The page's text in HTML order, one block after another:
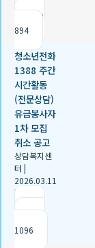
조회
894
청소년전화
1388 주간
시간활동
(전문상담)
유급봉사자
1차 모집
취소 공고
상담복지센
터 |
2026.03.11
|
1096